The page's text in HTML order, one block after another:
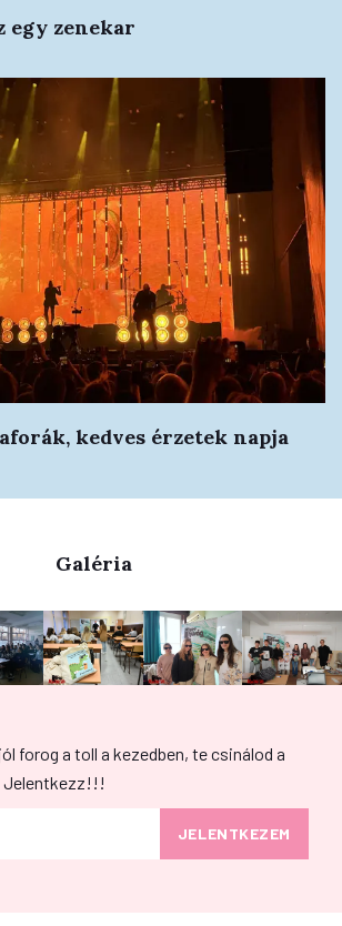
egy zenekar
kedves érzetek napja
Galéria
forog a toll a kezedben, te csinálod a
Jelentkezz!!!